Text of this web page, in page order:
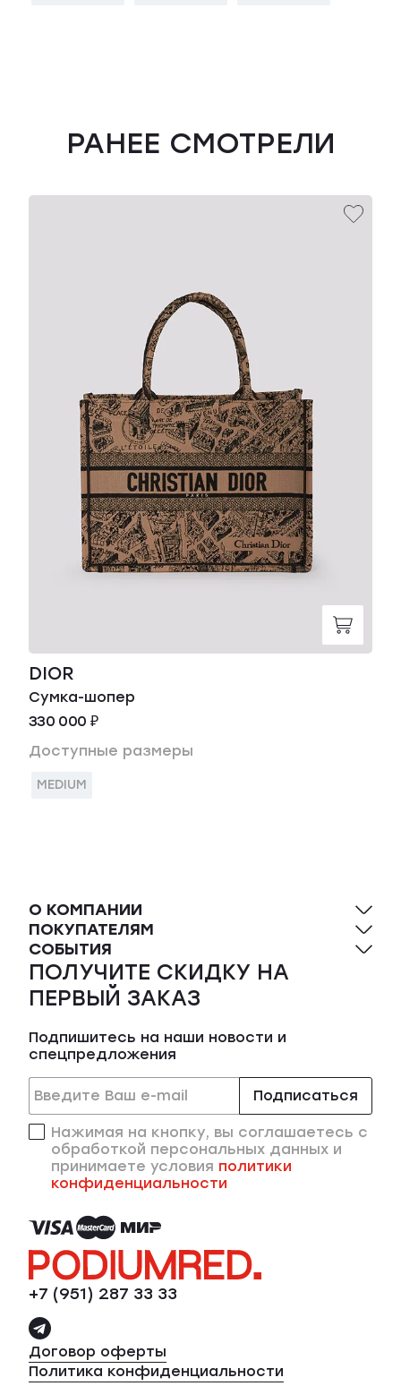
РАНЕЕ СМОТРЕЛИ
DIOR
Сумка-шопер
330 000 ₽
Доступные размеры
MEDIUM
+7 (951) 287 33 33
Договор оферты
Политика конфиденциальности
О КОМПАНИИ
ПОКУПАТЕЛЯМ
СОБЫТИЯ
ПОЛУЧИТЕ СКИДКУ НА
ПЕРВЫЙ ЗАКАЗ
Подпишитесь на наши новости и
спецпредложения
Подписаться
Нажимая на кнопку, вы соглашаетесь с
обработкой персональных данных и
принимаете условия политики
конфиденциальности